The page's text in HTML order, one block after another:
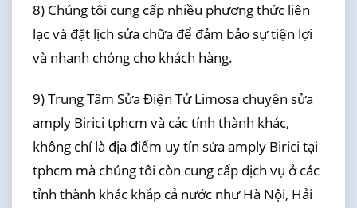
8) Chúng tôi cung cấp nhiều phương thức liên
lạc và đặt lịch sửa chữa để đảm bảo sự tiện lợi
và nhanh chóng cho khách hàng.
9) Trung Tâm Sửa Điện Tử Limosa chuyên sửa
amply Birici tphcm và các tỉnh thành khác,
không chỉ là địa điểm uy tín sửa amply Birici tại
tphcm mà chúng tôi còn cung cấp dịch vụ ở các
tỉnh thành khác khắp cả nước như Hà Nội, Hải